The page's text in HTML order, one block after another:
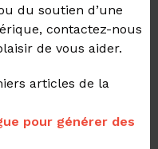
du soutien d’une
contactez-nous
de vous aider.
articles de la
pour générer des